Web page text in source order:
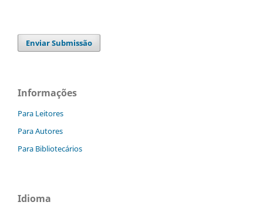
Enviar Submissão
Informações
Para Leitores
Para Autores
Para Bibliotecários
Idioma